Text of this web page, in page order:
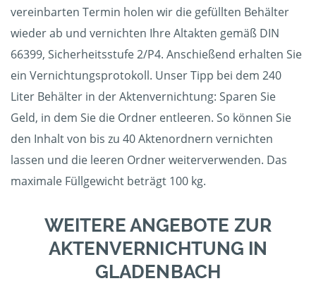
vereinbarten Termin holen wir die gefüllten Behälter
wieder ab und vernichten Ihre Altakten gemäß DIN
66399, Sicherheitsstufe 2/P4. Anschießend erhalten Sie
ein Vernichtungsprotokoll. Unser Tipp bei dem 240
Liter Behälter in der Aktenvernichtung: Sparen Sie
Geld, in dem Sie die Ordner entleeren. So können Sie
den Inhalt von bis zu 40 Aktenordnern vernichten
lassen und die leeren Ordner weiterverwenden. Das
maximale Füllgewicht beträgt 100 kg.
WEITERE ANGEBOTE ZUR
AKTENVERNICHTUNG IN
GLADENBACH